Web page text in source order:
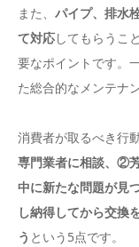
また、 パイプ、排水
て対応してもらうこ
要なポイントです。
た総合的なメンテナ
消費者が取るべき行動
専門業者に相談、②
中に新たな問題が見
し納得してから交換
う という5点です。